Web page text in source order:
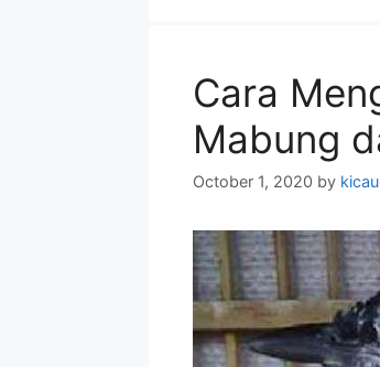
Cara
Mabung
October 1, 2020 by